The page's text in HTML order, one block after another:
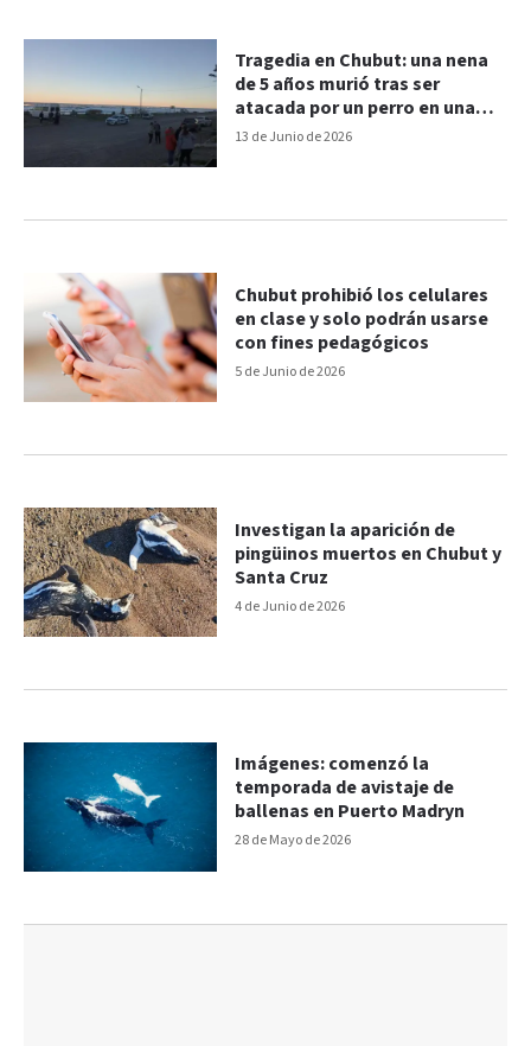
13 de Junio de 2026
Tragedia en Chubut: una nena
de 5 años murió tras ser
atacada por un perro en una
playa
5 de Junio de 2026
Chubut prohibió los celulares
en clase y solo podrán usarse
con fines pedagógicos
4 de Junio de 2026
Investigan la aparición de
pingüinos muertos en Chubut y
Santa Cruz
28 de Mayo de 2026
Imágenes: comenzó la
temporada de avistaje de
ballenas en Puerto Madryn